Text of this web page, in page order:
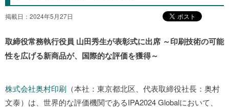
掲載日：2024年5月27日
取締役常務執行役員 山田秀生が表彰式に出席 ～印刷技術の可能
性を広げる新商品が、国際的な評価を獲得～
株式会社奥村印刷 （本社：東京都北区、代表取締役社長：奥村
文泰）は、世界的な評価機関であるIPA2024 Globalにおいて、